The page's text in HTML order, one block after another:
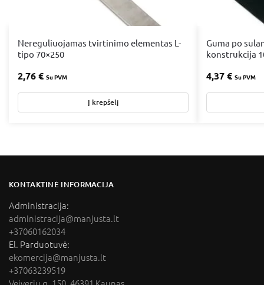
Nereguliuojamas tvirtinimo elementas L-
tipo 70×250
2,76€ Su PVM
Į krepšelį
Guma po
konstrukcija
4,37€ Su PVM
KONTAKTINĖ INFORMACIJA
Administracija:
administracija@manjusta.lt
+37060162034
El. Parduotuvė:
ekomercija@manjusta.lt
+37063239519